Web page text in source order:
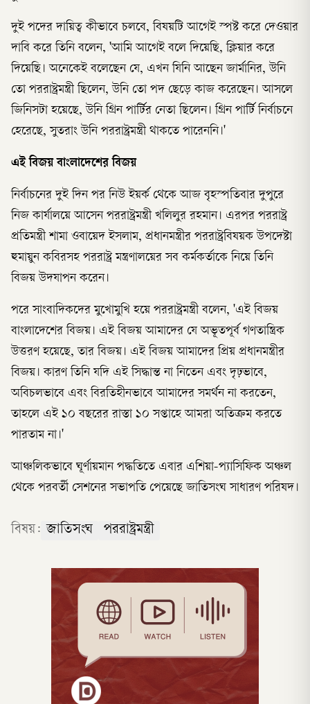
দুই পদের দায়িত্ব কীভাবে চলবে, বিষয়টি আগেই স্পষ্ট করে দেওয়ার
দাবি করে তিনি বলেন, 'আমি আগেই বলে দিয়েছি, ক্লিয়ার করে
দিয়েছি। অনেকেই বলেছেন যে, এখন যিনি আছেন জার্মানির, উনি
তো পররাষ্ট্রমন্ত্রী ছিলেন, উনি তো পদ ছেড়ে কাজ করেছেন। আসলে
জিনিসটা হয়েছে, উনি গ্রিন পার্টির নেতা ছিলেন। গ্রিন পার্টি নির্বাচনে
হেরেছে, সুতরাং উনি পররাষ্ট্রমন্ত্রী থাকতে পারেননি।'
এই বিজয় বাংলাদেশের বিজয়
নির্বাচনের দুই দিন পর নিউ ইয়র্ক থেকে আজ বৃহস্পতিবার দুপুরে
নিজ কার্যালয়ে আসেন পররাষ্ট্রমন্ত্রী খলিলুর রহমান। এরপর পররাষ্ট্র
প্রতিমন্ত্রী শামা ওবায়েদ ইসলাম, প্রধানমন্ত্রীর পররাষ্ট্রবিষয়ক উপদেষ্টা
হুমায়ুন কবিরসহ পররাষ্ট্র মন্ত্রণালয়ের সব কর্মকর্তাকে নিয়ে তিনি
বিজয় উদযাপন করেন।
পরে সাংবাদিকদের মুখোমুখি হয়ে পররাষ্ট্রমন্ত্রী বলেন, 'এই বিজয়
বাংলাদেশের বিজয়। এই বিজয় আমাদের যে অভূতপূর্ব গণতান্ত্রিক
উত্তরণ হয়েছে, তার বিজয়। এই বিজয় আমাদের প্রিয় প্রধানমন্ত্রীর
বিজয়। কারণ তিনি যদি এই সিদ্ধান্ত না নিতেন এবং দৃঢ়ভাবে,
অবিচলভাবে এবং বিরতিহীনভাবে আমাদের সমর্থন না করতেন,
তাহলে এই ১০ বছরের রাস্তা ১০ সপ্তাহে আমরা অতিক্রম করতে
পারতাম না।'
আঞ্চলিকভাবে ঘূর্ণায়মান পদ্ধতিতে এবার এশিয়া-প্যাসিফিক অঞ্চল
থেকে পরবর্তী সেশনের সভাপতি পেয়েছে জাতিসংঘ সাধারণ পরিষদ।
বিষয়: জাতিসংঘ পররাষ্ট্রমন্ত্রী